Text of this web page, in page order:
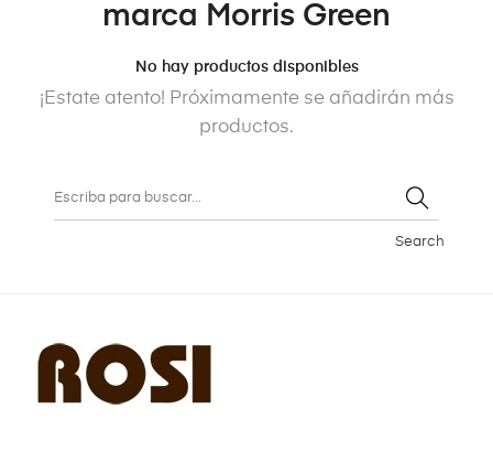
marca Morris Green
No hay productos disponibles
¡Estate atento! Próximamente se añadirán más
productos.
Search